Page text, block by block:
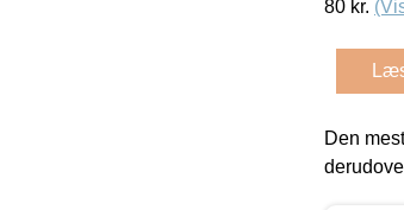
80 kr.
Den